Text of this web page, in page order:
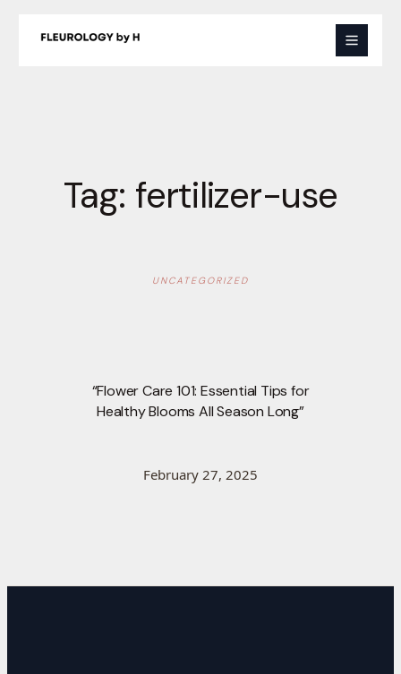
Tag: fertilizer-use
UNCATEGORIZED
“Flower Care 101: Essential Tips for
Healthy Blooms All Season Long”
February 27, 2025